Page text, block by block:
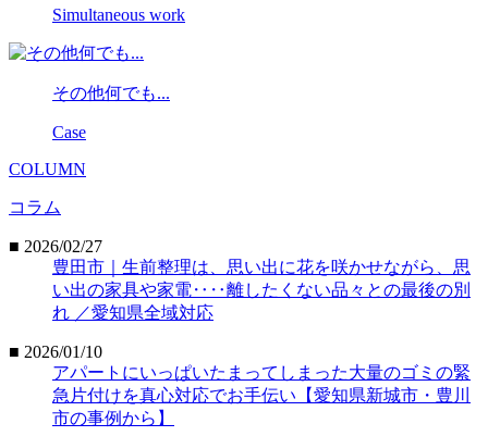
Simultaneous work
その他何でも...
Case
COLUMN
コラム
■ 2026/02/27
豊田市｜生前整理は、思い出に花を咲かせながら、思
い出の家具や家電‥‥離したくない品々との最後の別
れ ／愛知県全域対応
■ 2026/01/10
アパートにいっぱいたまってしまった大量のゴミの緊
急片付けを真心対応でお手伝い【愛知県新城市・豊川
市の事例から】